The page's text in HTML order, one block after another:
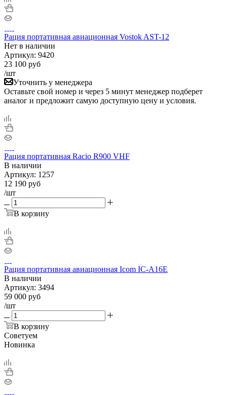
Рация портативная авиационная Vostok AST-12
Нет в наличии
Артикул: 9420
23 100 руб
/шт
Уточнить у менеджера
Оставьте свой номер и через 5 минут менеджер подберет
аналог и предложит самую доступную цену и условия.
Рация портативная Racio R900 VHF
В наличии
Артикул: 1257
12 190 руб
/шт
В корзину
Рация портативная авиационная Icom IC-A16E
В наличии
Артикул: 3494
59 000 руб
/шт
В корзину
Советуем
Новинка